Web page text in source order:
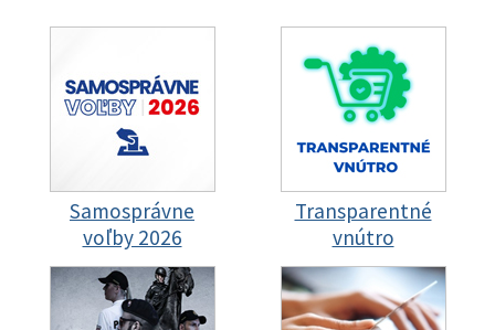
Samosprávne
voľby 2026
Transparentné
vnútro